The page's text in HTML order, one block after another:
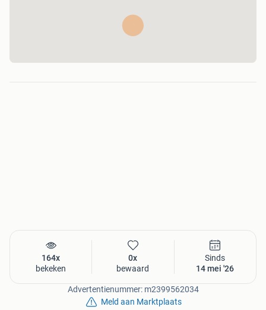
164x
bekeken
0x
bewaard
Sinds
14 mei '26
Advertentienummer: m2399562034
Meld aan Marktplaats